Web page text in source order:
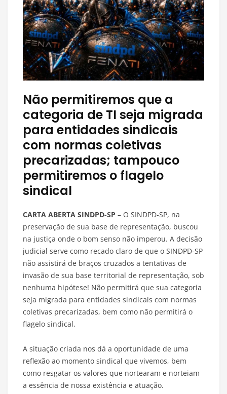
Não permitiremos que a
categoria de TI seja migrada
para entidades sindicais
com normas coletivas
precarizadas; tampouco
permitiremos o flagelo
sindical
CARTA ABERTA SINDPD-SP – O SINDPD-SP, na
preservação de sua base de representação, buscou
na justiça onde o bom senso não imperou. A decisão
judicial serve como recado claro de que o SINDPD-SP
não assistirá de braços cruzados a tentativas de
invasão de sua base territorial de representação, sob
nenhuma hipótese! Não permitirá que sua categoria
seja migrada para entidades sindicais com normas
coletivas precarizadas, bem como não permitirá o
flagelo sindical.
A situação criada nos dá a oportunidade de uma
reflexão ao momento sindical que vivemos, bem
como resgatar os valores que nortearam e norteiam
a essência de nossa existência e atuação.